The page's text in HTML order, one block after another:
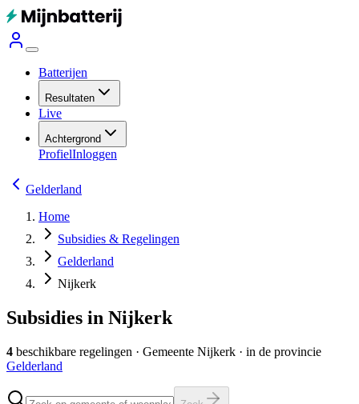
Batterijen
Resultaten
Live
Achtergrond
ProfielInloggen
Gelderland
Home
Subsidies & Regelingen
Gelderland
Nijkerk
Subsidies in Nijkerk
4 beschikbare regelingen · Gemeente Nijkerk · in de provincie
Gelderland